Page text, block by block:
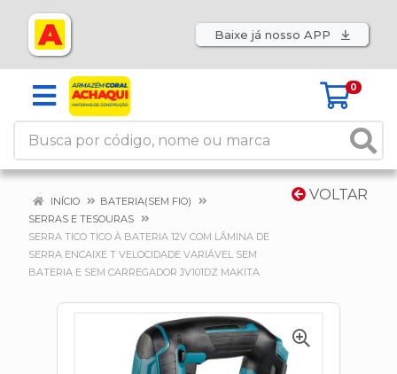
Baixe já nosso APP
0
VOLTAR
INÍCIO
BATERIA(SEM FIO)
SERRAS E TESOURAS
SERRA TICO TICO À BATERIA 12V COM LÂMINA DE
SERRA ENCAIXE T VELOCIDADE VARIÁVEL SEM
BATERIA E SEM CARREGADOR JV101DZ MAKITA